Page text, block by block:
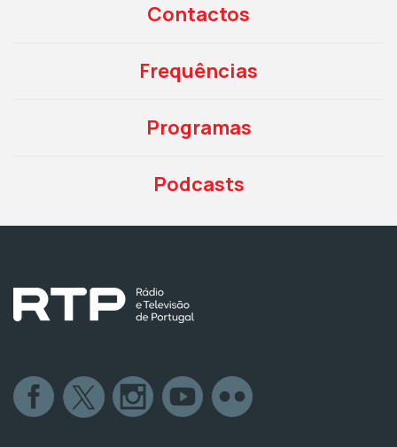
Contactos
Frequências
Programas
Podcasts